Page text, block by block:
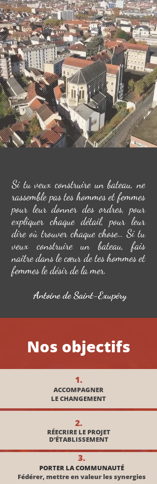
Si tu veux construire un bateau, ne
rassemble pas tes hommes et femmes
pour leur donner des ordres, pour
expliquer chaque détail, pour leur
dire où trouver chaque chose… Si tu
veux construire un bateau, fais
naître dans le cœur de tes hommes et
femmes le désir de la mer.
Antoine de Saint-Exupéry
Nos objectifs
1.
ACCOMPAGNER
LE CHANGEMENT
2.
RÉECRIRE LE PROJET
D’ÉTABLISSEMENT
3.
PORTER LA COMMUNAUTÉ
Fédérer, mettre en valeur les synergies